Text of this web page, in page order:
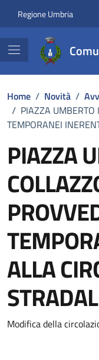
Regione Umbria
Home / Novità /
/ PIAZZA
TEMPORANEI
PIAZZA
ALLA
Dettagli
Modifica della